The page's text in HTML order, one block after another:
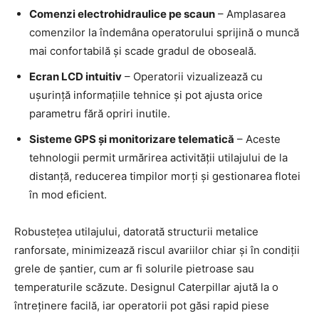
Comenzi electrohidraulice pe scaun – Amplasarea
comenzilor la îndemâna operatorului sprijină o muncă
mai confortabilă și scade gradul de oboseală.
Ecran LCD intuitiv – Operatorii vizualizează cu
ușurință informațiile tehnice și pot ajusta orice
parametru fără opriri inutile.
Sisteme GPS și monitorizare telematică – Aceste
tehnologii permit urmărirea activității utilajului de la
distanță, reducerea timpilor morți și gestionarea flotei
în mod eficient.
Robustețea utilajului, datorată structurii metalice
ranforsate, minimizează riscul avariilor chiar și în condiții
grele de șantier, cum ar fi solurile pietroase sau
temperaturile scăzute. Designul Caterpillar ajută la o
întreținere facilă, iar operatorii pot găsi rapid piese